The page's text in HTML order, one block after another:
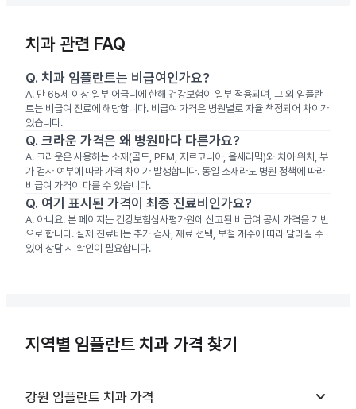
치과 관련 FAQ
Q. 치과 임플란트는 비급여인가요?
A. 만 65세 이상 일부 어금니에 한해 건강보험이 일부 적용되며, 그 외 임플란
트는 비급여 진료에 해당합니다. 비급여 가격은 병원별로 자율 책정되어 차이가
있습니다.
Q. 크라운 가격은 왜 병원마다 다른가요?
A. 크라운은 사용하는 소재(골드, PFM, 지르코니아, 올세라믹)와 치아 위치, 부
가 검사 여부에 따라 가격 차이가 발생합니다. 동일 소재라도 병원 정책에 따라
비급여 가격이 다를 수 있습니다.
Q. 여기 표시된 가격이 최종 진료비인가요?
A. 아니요. 본 페이지는 건강보험심사평가원에 신고된 비급여 공시 가격을 기반
으로 합니다. 실제 진료비는 추가 검사, 재료 선택, 보철 개수에 따라 달라질 수
있어 상담 시 확인이 필요합니다.
지역별 임플란트 치과 가격 찾기
강원 임플란트 치과 가격 keyboard_arrow_down